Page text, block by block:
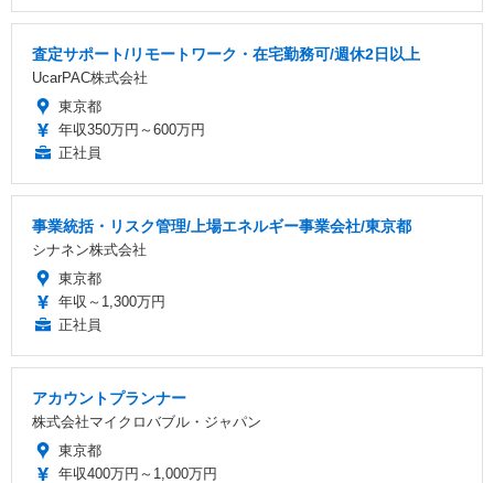
査定サポート/リモートワーク・在宅勤務可/週休2日以上
UcarPAC株式会社
東京都
年収350万円～600万円
正社員
事業統括・リスク管理/上場エネルギー事業会社/東京都
シナネン株式会社
東京都
年収～1,300万円
正社員
アカウントプランナー
株式会社マイクロバブル・ジャパン
東京都
年収400万円～1,000万円